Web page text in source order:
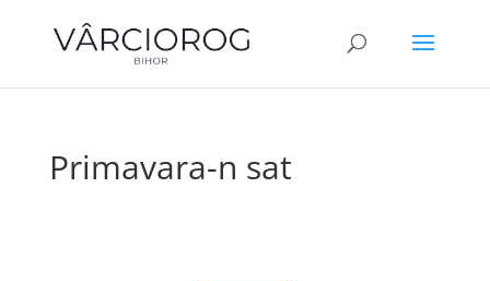
Primavara-n sat